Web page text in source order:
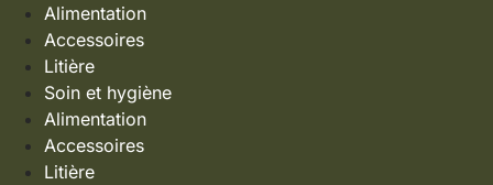
Alimentation
Accessoires
Litière
Soin et hygiène
Alimentation
Accessoires
Litière